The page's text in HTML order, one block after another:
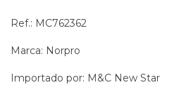
Ref.: MC762362
Marca: Norpro
Importado por: M&C New Star